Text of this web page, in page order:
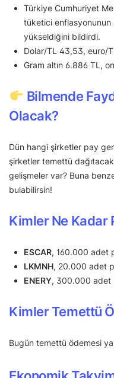
Türkiye Cumhuriyet
tüketici enflasyonunun
yükseldiğini bildirdi.
Dolar/TL 43,53, euro/
Gram altın 6.886 TL,
Bilmende
Olacak?
Dün hangi şirketler pay
şirketler temettü
gelişmeler var? Buna
bulabilirsin!
Kimler Ne Kadar
ESCAR, 160.000 adet
LKMNH, 20.000 adet
ENERY, 300.000 adet
Kimler Temettü
Bugün temettü ödemesi